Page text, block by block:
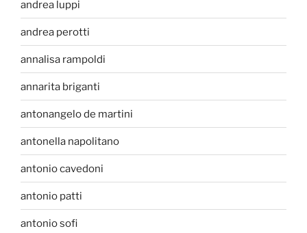
andrea luppi
andrea perotti
annalisa rampoldi
annarita briganti
antonangelo de martini
antonella napolitano
antonio cavedoni
antonio patti
antonio sofi